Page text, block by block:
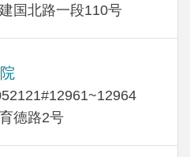
国北路一段110号
德路2号